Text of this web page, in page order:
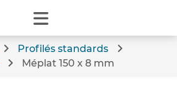
Profilés standards
Méplat 150 x 8 mm